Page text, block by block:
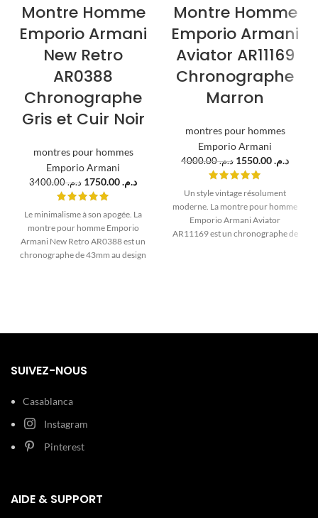
Montre Homme
Emporio Armani
New Retro
AR0388
Chronographe
Gris et Cuir Noir
montres pour hommes
Emporio Armani
د.م.3400.00 د.م.
Le minimalisme à son apogée. La
montre pour homme Emporio
Armani New Retro AR0388 est un
chronographe de 43mm au design
Maroc.
Montre Homme
Emporio Armani
Aviator AR11169
Chronographe
Marron
montres pour hommes
Emporio Armani
د.م.4000.00 د.م.
Un style vintage résolument
moderne. La montre pour homme
Emporio Armani Aviator
AR11169 est un chronographe de
SUIVEZ-NOUS
Casablanca
Instagram
Pinterest
AIDE & SUPPORT